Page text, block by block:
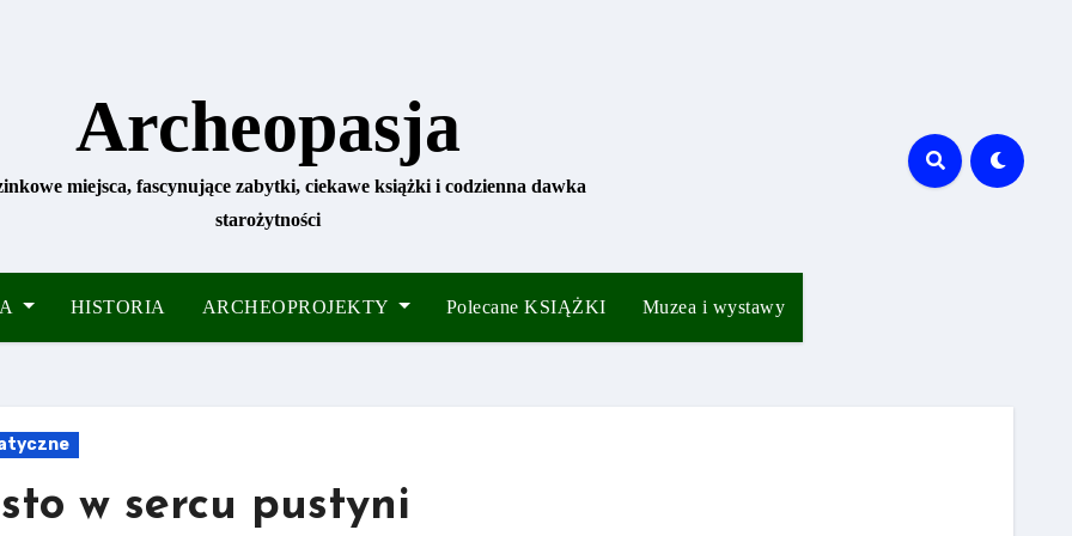
Archeopasja
miejsca, fascynujące zabytki, ciekawe książki i codzienna dawka
starożytności
HISTORIA ARCHEOPROJEKTY Polecane KSIĄŻKI Muzea i wystawy
w sercu pustyni